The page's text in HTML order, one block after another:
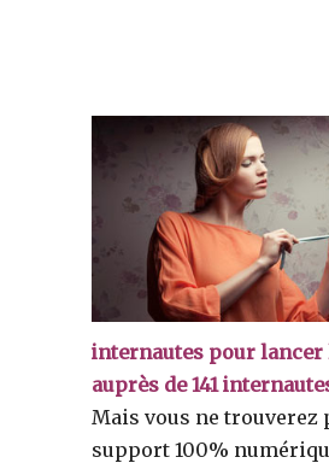
internautes pour lancer
auprès de 141
Mais vous ne trouverez
support 100%